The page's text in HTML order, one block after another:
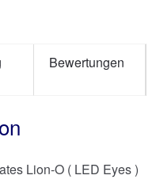
Bewertungen
Lion-O ( LED Eyes )